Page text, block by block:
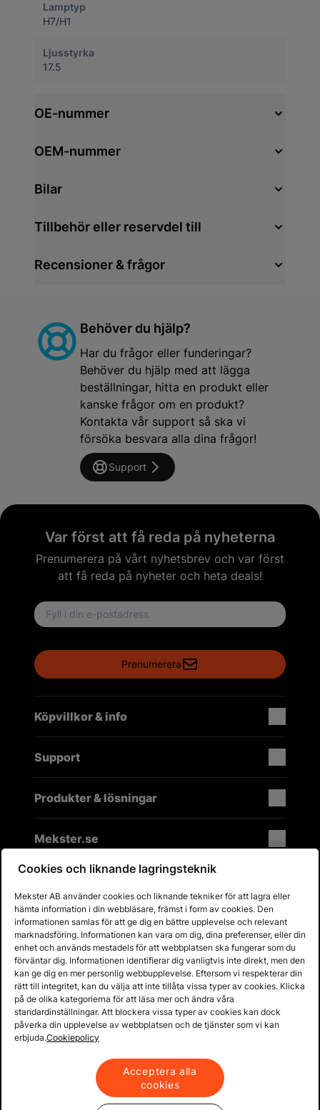
Lamptyp
H7/H1
Ljusstyrka
17.5
OE-nummer
OEM-nummer
Bilar
Tillbehör eller reservdel till
Recensioner & frågor
Behöver du hjälp?
Har du frågor eller funderingar?
Behöver du hjälp med att lägga
beställningar, hitta en produkt eller
kanske frågor om en produkt?
Kontakta vår support så ska vi
försöka besvara alla dina frågor!
Support
Var först att få reda på nyheterna
Prenumerera på vårt nyhetsbrev och var först
att få reda på nyheter och heta deals!
Email address
Prenumerera
Köpvillkor & info
Support
Produkter & lösningar
Mekster.se
Prisgaranti på reservdelar
Lager i Sverige
60 dagars öppet köp
Fria returer
Cookies och liknande lagringsteknik
Mekster AB använder cookies och liknande tekniker för att lagra eller
hämta information i din webbläsare, främst i form av cookies. Den
informationen samlas för att ge dig en bättre upplevelse och relevant
marknadsföring. Informationen kan vara om dig, dina preferenser, eller din
enhet och används mestadels för att webbplatsen ska fungerar som du
förväntar dig. Informationen identifierar dig vanligtvis inte direkt, men den
kan ge dig en mer personlig webbupplevelse. Eftersom vi respekterar din
rätt till integritet, kan du välja att inte tillåta vissa typer av cookies. Klicka
på de olika kategorierna för att läsa mer och ändra våra
standardinställningar. Att blockera vissa typer av cookies kan dock
påverka din upplevelse av webbplatsen och de tjänster som vi kan
erbjuda.Cookiepolicy
Acceptera alla
cookies